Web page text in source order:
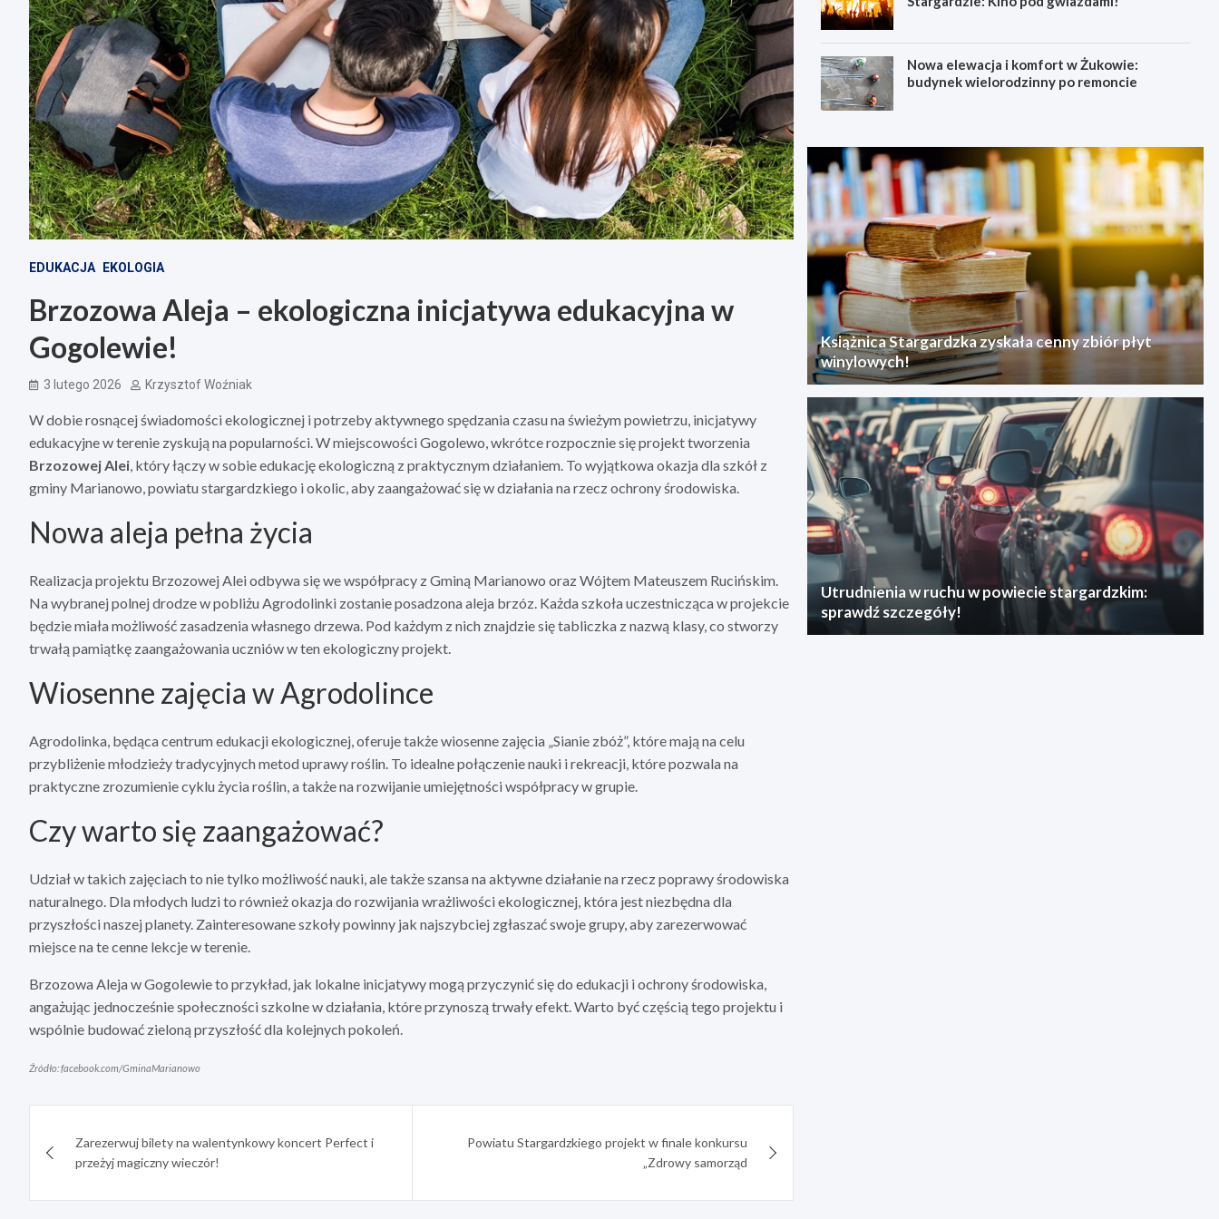
EDUKACJA EKOLOGIA
Brzozowa Aleja – ekologiczna inicjatywa edukacyjna w
Gogolewie!
3 lutego 2026 Krzysztof Woźniak
W dobie rosnącej świadomości ekologicznej i potrzeby aktywnego spędzania czasu na świeżym powietrzu, inicjatywy
edukacyjne w terenie zyskują na popularności. W miejscowości Gogolewo, wkrótce rozpocznie się projekt tworzenia
Brzozowej Alei, który łączy w sobie edukację ekologiczną z praktycznym działaniem. To wyjątkowa okazja dla szkół z
gminy Marianowo, powiatu stargardzkiego i okolic, aby zaangażować się w działania na rzecz ochrony środowiska.
Nowa aleja pełna życia
Realizacja projektu Brzozowej Alei odbywa się we współpracy z Gminą Marianowo oraz Wójtem Mateuszem Rucińskim.
Na wybranej polnej drodze w pobliżu Agrodolinki zostanie posadzona aleja brzóz. Każda szkoła uczestnicząca w projekcie
będzie miała możliwość zasadzenia własnego drzewa. Pod każdym z nich znajdzie się tabliczka z nazwą klasy, co stworzy
trwałą pamiątkę zaangażowania uczniów w ten ekologiczny projekt.
Wiosenne zajęcia w Agrodolince
Agrodolinka, będąca centrum edukacji ekologicznej, oferuje także wiosenne zajęcia „Sianie zbóż”, które mają na celu
przybliżenie młodzieży tradycyjnych metod uprawy roślin. To idealne połączenie nauki i rekreacji, które pozwala na
praktyczne zrozumienie cyklu życia roślin, a także na rozwijanie umiejętności współpracy w grupie.
Czy warto się zaangażować?
Udział w takich zajęciach to nie tylko możliwość nauki, ale także szansa na aktywne działanie na rzecz poprawy środowiska
naturalnego. Dla młodych ludzi to również okazja do rozwijania wrażliwości ekologicznej, która jest niezbędna dla
przyszłości naszej planety. Zainteresowane szkoły powinny jak najszybciej zgłaszać swoje grupy, aby zarezerwować
miejsce na te cenne lekcje w terenie.
Brzozowa Aleja w Gogolewie to przykład, jak lokalne inicjatywy mogą przyczynić się do edukacji i ochrony środowiska,
angażując jednocześnie społeczności szkolne w działania, które przynoszą trwały efekt. Warto być częścią tego projektu i
wspólnie budować zieloną przyszłość dla kolejnych pokoleń.
Źródło: facebook.com/GminaMarianowo
wpisuZarezerwuj bilety na walentynkowy koncert Perfect i
przeżyj magiczny wieczór!
Powiatu Stargardzkiego projekt w finale konkursu
„Zdrowy samorząd
Nowa elewacja i komfort w Żukowie:
budynek wielorodzinny po remoncie
Książnica Stargardzka zyskała cenny zbiór płyt
winylowych!
Utrudnienia w ruchu w powiecie stargardzkim:
sprawdź szczegóły!